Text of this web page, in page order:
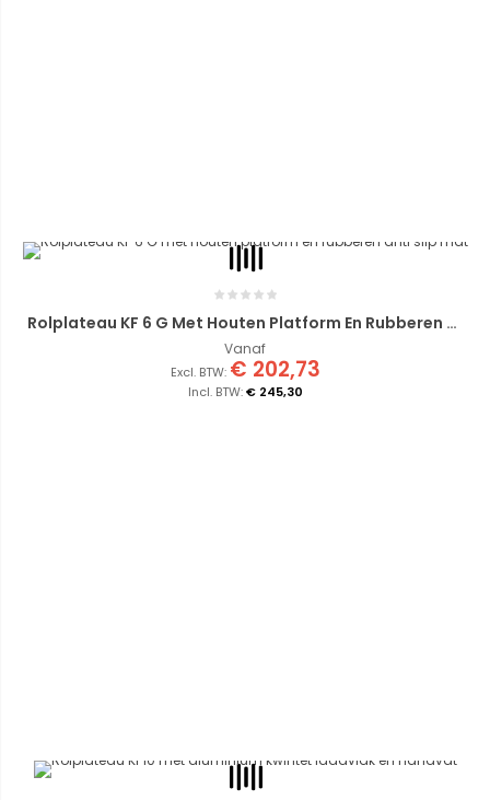
Rolplateau KF 6 G Met Houten Platform En Rubberen Anti Slip Mat
Vanaf
€ 245,30
€ 202,73